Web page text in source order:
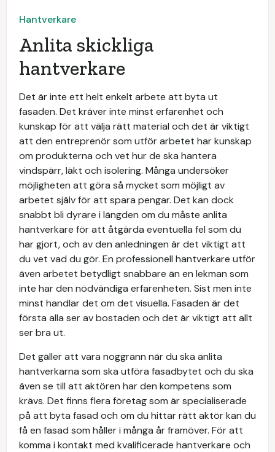
Hantverkare
Anlita skickliga
hantverkare
Det är inte ett helt enkelt arbete att byta ut
fasaden. Det kräver inte minst erfarenhet och
kunskap för att välja rätt material och det är viktigt
att den entreprenör som utför arbetet har kunskap
om produkterna och vet hur de ska hantera
vindspärr, läkt och isolering. Många undersöker
möjligheten att göra så mycket som möjligt av
arbetet själv för att spara pengar. Det kan dock
snabbt bli dyrare i längden om du måste anlita
hantverkare för att åtgärda eventuella fel som du
har gjort, och av den anledningen är det viktigt att
du vet vad du gör. En professionell hantverkare utför
även arbetet betydligt snabbare än en lekman som
inte har den nödvändiga erfarenheten. Sist men inte
minst handlar det om det visuella. Fasaden är det
första alla ser av bostaden och det är viktigt att allt
ser bra ut.
Det gäller att vara noggrann när du ska anlita
hantverkarna som ska utföra fasadbytet och du ska
även se till att aktören har den kompetens som
krävs. Det finns flera företag som är specialiserade
på att byta fasad och om du hittar rätt aktör kan du
få en fasad som håller i många år framöver. För att
komma i kontakt med kvalificerade hantverkare och